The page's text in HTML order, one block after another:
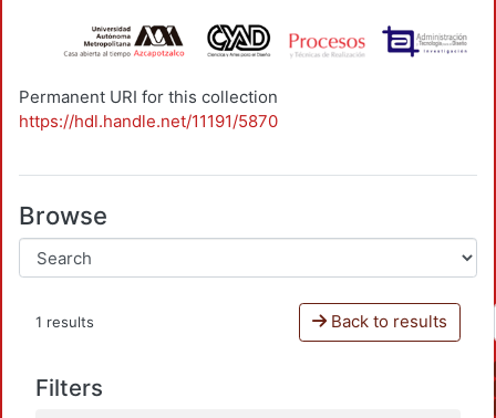
Permanent URI for this collection
https://hdl.handle.net/11191/5870
Browse
1 results Back to results
Filters